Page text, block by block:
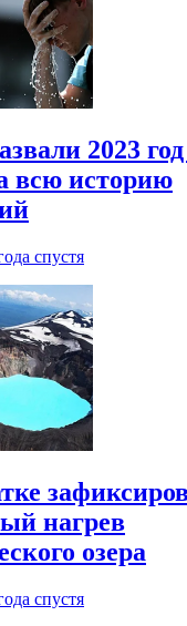
2023
всю историю
спустя
нагрев
озера
спустя